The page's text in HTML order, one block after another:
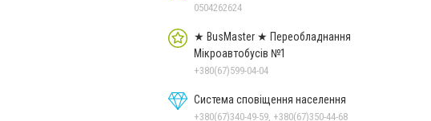
0504262624
★ BusMaster ★ Переобладнання
Мікроавтобусів №1
+380(67)599-04-04
Система сповіщення населення
+380(67)340-49-59, +380(67)350-44-68